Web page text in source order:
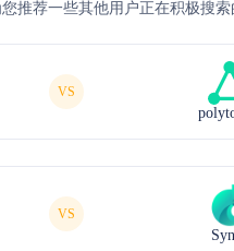
您推荐一些其他用户正在积极搜
VS
VS